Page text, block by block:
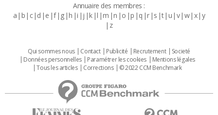
Annuaire des membres :
a b c d e f g h i j k l m n o p q r s t u v w x y
z
Qui sommes nous Contact Publicité Recrutement
Societé
Données personnelles
Paramétrer les cookies
Mentions légales
Tous les articles
Corrections © 2022 CCM Benchmark